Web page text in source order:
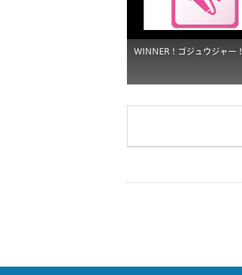
WINNER！ゴジュウジャー！